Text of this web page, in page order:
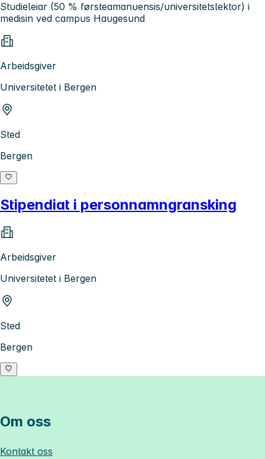
Studieleiar (50 % førsteamanuensis/universitetslektor) i
medisin ved campus Haugesund
Arbeidsgiver
Universitetet i Bergen
Sted
Bergen
Stipendiat i personnamngransking
Arbeidsgiver
Universitetet i Bergen
Sted
Bergen
Om oss
Kontakt oss